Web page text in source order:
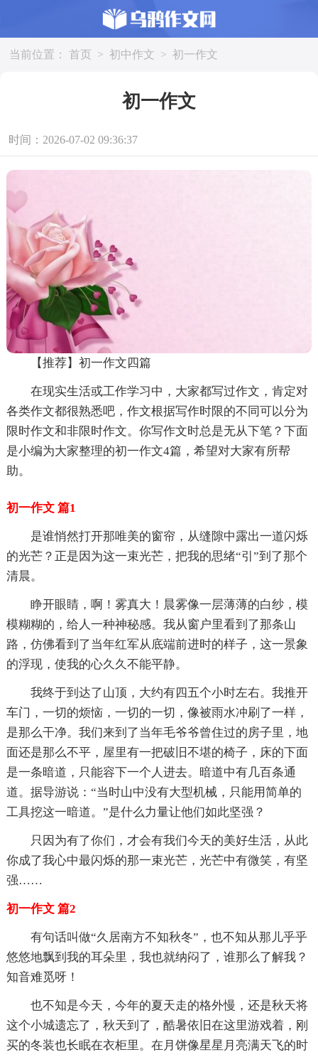
当前位置： 首页 > 初中作文 > 初一作文
初一作文
时间：2026-07-02 09:36:37
【推荐】初一作文四篇
在现实生活或工作学习中，大家都写过作文，肯定对
各类作文都很熟悉吧，作文根据写作时限的不同可以分为
限时作文和非限时作文。你写作文时总是无从下笔？下面
是小编为大家整理的初一作文4篇，希望对大家有所帮
助。
初一作文 篇1
是谁悄然打开那唯美的窗帘，从缝隙中露出一道闪烁
的光芒？正是因为这一束光芒，把我的思绪“引”到了那个
清晨。
睁开眼睛，啊！雾真大！晨雾像一层薄薄的白纱，模
模糊糊的，给人一种神秘感。我从窗户里看到了那条山
路，仿佛看到了当年红军从底端前进时的样子，这一景象
的浮现，使我的心久久不能平静。
我终于到达了山顶，大约有四五个小时左右。我推开
车门，一切的烦恼，一切的一切，像被雨水冲刷了一样，
是那么干净。我们来到了当年毛爷爷曾住过的房子里，地
面还是那么不平，屋里有一把破旧不堪的椅子，床的下面
是一条暗道，只能容下一个人进去。暗道中有几百条通
道。据导游说：“当时山中没有大型机械，只能用简单的
工具挖这一暗道。”是什么力量让他们如此坚强？
只因为有了你们，才会有我们今天的美好生活，从此
你成了我心中最闪烁的那一束光芒，光芒中有微笑，有坚
强……
初一作文 篇2
有句话叫做“久居南方不知秋冬”，也不知从那儿乎乎
悠悠地飘到我的耳朵里，我也就纳闷了，谁那么了解我？
知音难觅呀！
也不知是今天，今年的夏天走的格外慢，还是秋天将
这个小城遗忘了，秋天到了，酷暑依旧在这里游戏着，刚
买的冬装也长眠在衣柜里。在月饼像星星月亮满天飞的时